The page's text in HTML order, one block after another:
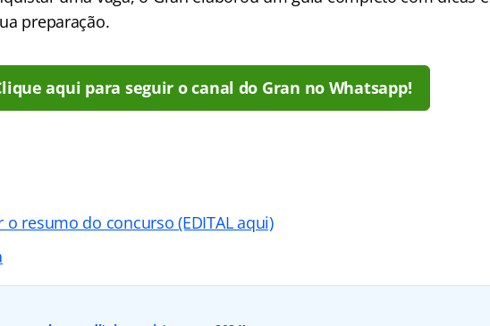
preparação.
aqui para seguir o canal do Gran no Whatsapp!
o resumo do concurso (EDITAL aqui)